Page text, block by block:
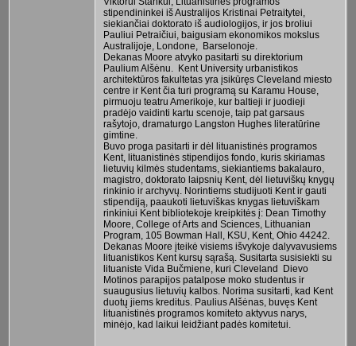
stipendininkei iš Australijos Kristinai Petraitytei,
siekiančiai doktorato iš audiologijos, ir jos broliui
Pauliui Petraičiui, baigusiam ekonomikos mokslus
Australijoje, Londone, Barselonoje.
Dekanas Moore atvyko pasitarti su direktorium
Paulium Alšėnu. Kent University urbanistikos
architektūros fakultetas yra įsikūręs Cleveland miesto
centre ir Kent čia turi programą su Karamu House,
pirmuoju teatru Amerikoje, kur baltieji ir juodieji
pradėjo vaidinti kartu scenoje, taip pat garsaus
rašytojo, dramaturgo Langston Hughes literatūrine
gimtine.
Buvo proga pasitarti ir dėl lituanistinės programos
Kent, lituanistinės stipendijos fondo, kuris skiriamas
lietuvių kilmės studentams, siekiantiems bakalauro,
magistro, doktorato laipsnių Kent, dėl lietuviškų knygų
rinkinio ir archyvų. Norintiems studijuoti Kent ir gauti
stipendiją, paaukoti lietuviškas knygas lietuviškam
rinkiniui Kent bibliotekoje kreipkitės į: Dean Timothy
Moore, College of Arts and Sciences, Lithuanian
Program, 105 Bowman Hall, KSU, Kent, Ohio 44242.
Dekanas Moore įteikė visiems išvykoje dalyvavusiems
lituanistikos Kent kursų sąrašą. Susitarta susisiekti su
lituaniste Vida Bučmiene, kuri Cleveland Dievo
Motinos parapijos patalpose moko studentus ir
suaugusius lietuvių kalbos. Norima susitarti, kad Kent
duotų jiems kreditus. Paulius Alšėnas, buvęs Kent
lituanistinės programos komiteto aktyvus narys,
minėjo, kad laikui leidžiant padės komitetui.